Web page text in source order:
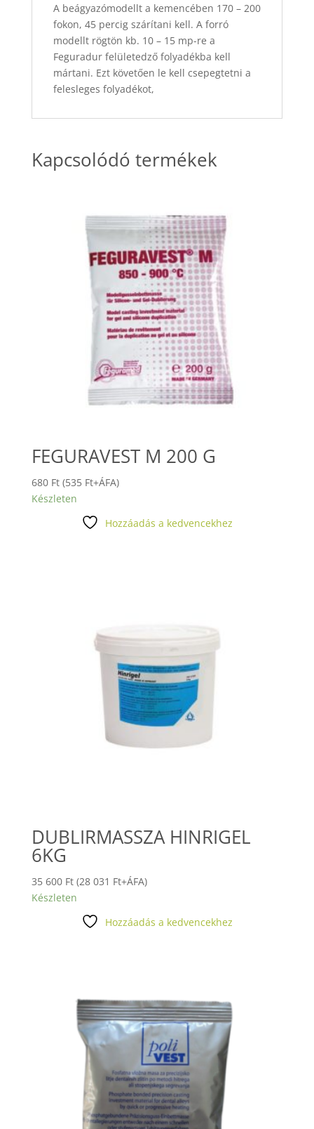
A beágyazómodellt a kemencében 170 – 200
fokon, 45 percig szárítani kell. A forró
modellt rögtön kb. 10 – 15 mp-re a
Feguradur felületedző folyadékba kell
mártani. Ezt követően le kell csepegtetni a
felesleges folyadékot,
Kapcsolódó termékek
FEGURAVEST M 200 G
680 Ft (535 Ft+ÁFA)
Készleten
Hozzáadás a kedvencekhez
DUBLIRMASSZA HINRIGEL
6KG
35 600 Ft (28 031 Ft+ÁFA)
Készleten
Hozzáadás a kedvencekhez